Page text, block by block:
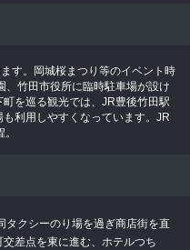
す。岡城桜まつり等のイベント時
、竹田市役所に臨時駐車場が設け
を巡る観光では、JR豊後竹田駅
利用しやすくなっています。JR
クシーのり場を過ぎ商店街を直
差点を東に進む、ホテルつち